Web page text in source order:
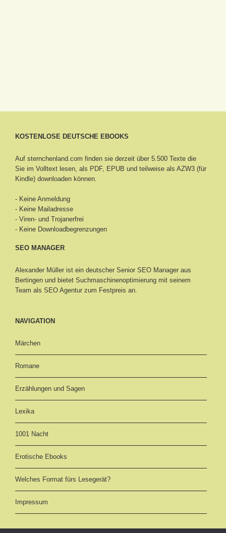
KOSTENLOSE DEUTSCHE EBOOKS
Auf sternchenland.com finden sie derzeit über 5.500 Texte die
Sie im Volltext lesen, als PDF, EPUB und teilweise als AZW3 (für
Kindle) downloaden können.
- Keine Anmeldung
- Keine Mailadresse
- Viren- und Trojanerfrei
- Keine Downloadbegrenzungen
SEO MANAGER
Alexander Müller ist ein deutscher Senior SEO Manager aus
Bertingen und bietet Suchmaschinenoptimierung mit seinem
Team als SEO Agentur zum Festpreis an.
NAVIGATION
Märchen
Romane
Erzählungen und Sagen
Lexika
1001 Nacht
Erotische Ebooks
Welches Format fürs Lesegerät?
Impressum